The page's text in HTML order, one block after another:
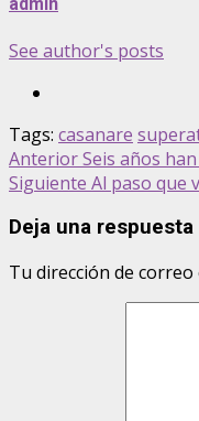
admin
See author's posts
Tags: casanare
Post
navigation
AnteriorSeis años
Siguiente Al paso que
Deja una respuesta
Tu dirección de